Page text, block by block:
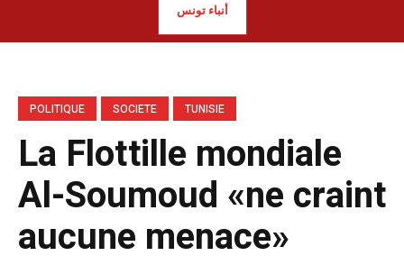
أنباء تونس
POLITIQUE SOCIETE TUNISIE
La Flottille mondiale
Al-Soumoud «ne craint
aucune menace»